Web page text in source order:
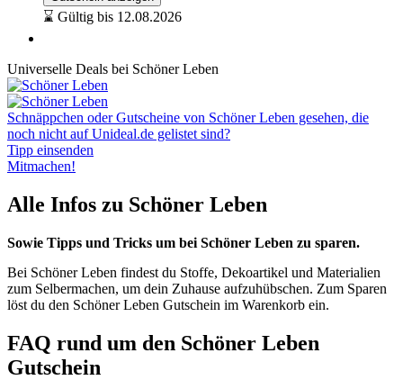
⌛ Gültig bis 12.08.2026
Universelle Deals bei Schöner Leben
Schnäppchen oder Gutscheine von Schöner Leben gesehen, die
noch nicht auf Unideal.de gelistet sind?
Tipp einsenden
Mitmachen!
Alle Infos zu Schöner Leben
Sowie Tipps und Tricks um bei Schöner Leben zu sparen.
Bei Schöner Leben findest du Stoffe, Dekoartikel und Materialien
zum Selbermachen, um dein Zuhause aufzuhübschen. Zum Sparen
löst du den Schöner Leben Gutschein im Warenkorb ein.
FAQ rund um den Schöner Leben
Gutschein